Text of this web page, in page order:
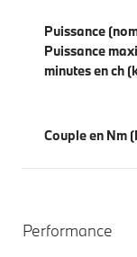
Puissance
Puissance
minutes en ch
Couple en Nm
Performance